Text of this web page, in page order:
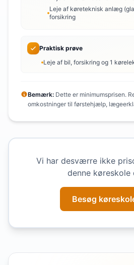
Leje af køreteknisk anlæg
forsikring
Praktisk prøve
Leje af bil, forsikring og 1
Bemærk: Dette er minimumsprisen.
omkostninger til førstehjælp,
Vi har desværre ikke
denne køreskole
Besøg